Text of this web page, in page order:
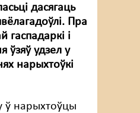
дасягаць
Пра
гаспадаркі і
ўзяў удзел у
нарыхтоўкі
ў нарыхтоўцы